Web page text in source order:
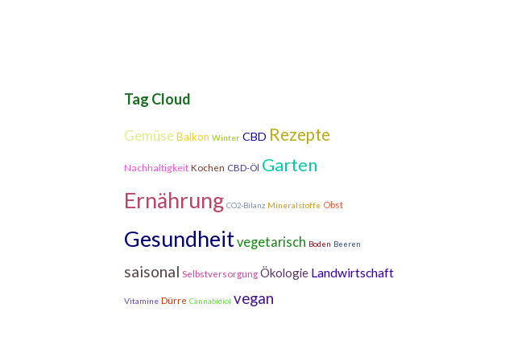
Tag Cloud
Gemüse Balkon Winter CBD Rezepte
Nachhaltigkeit Kochen CBD-Öl Garten
Ernährung CO2-Bilanz Mineralstoffe Obst
Gesundheitvegetarisch Boden Beeren
saisonal Selbstversorgung Ökologie Landwirtschaft
Vitamine Dürre Cannabidiol vegan